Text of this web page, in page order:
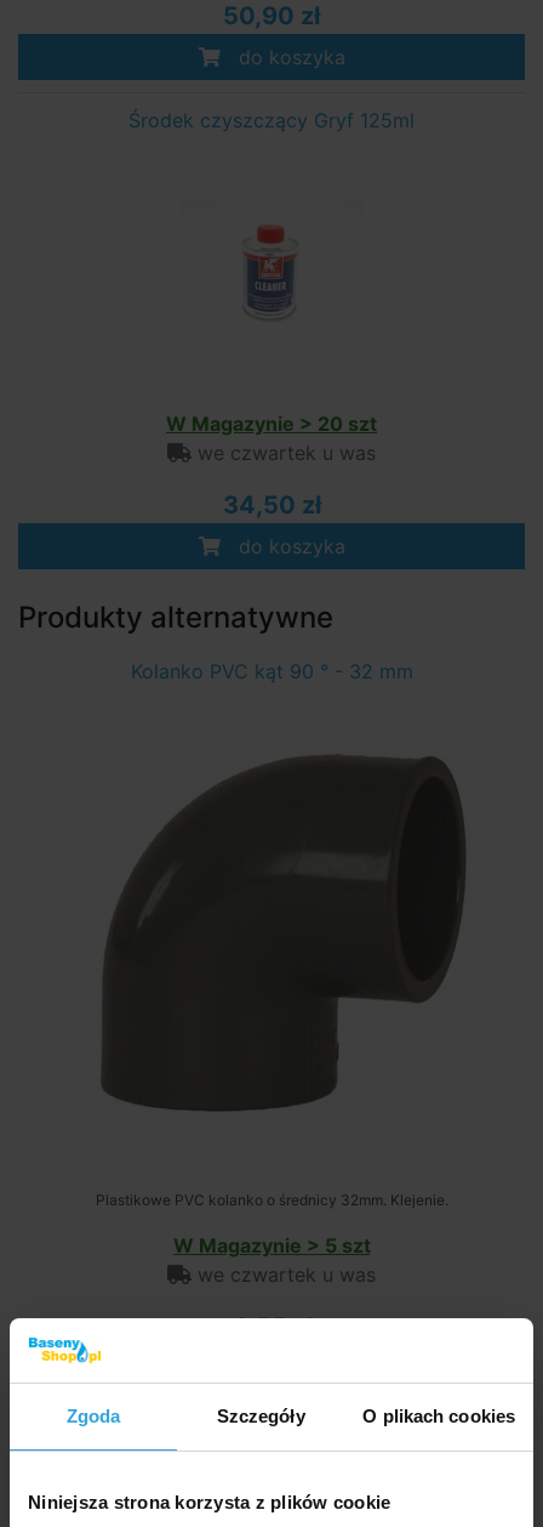
Zgoda Szczegóły O plikach cookies
Niniejsza strona korzysta z plików cookie
50,90 zł
do koszyka
Środek czyszczący Gryf 125ml
W Magazynie > 20 szt
we czwartek u was
34,50 zł
do koszyka
Produkty alternatywne
Kolanko PVC kąt 90 ° - 32 mm
Plastikowe PVC kolanko o średnicy 32mm. Klejenie.
W Magazynie > 5 szt
we czwartek u was
4,55 zł
do koszyka
Kolanko PCV kątowe 90° - 50mm